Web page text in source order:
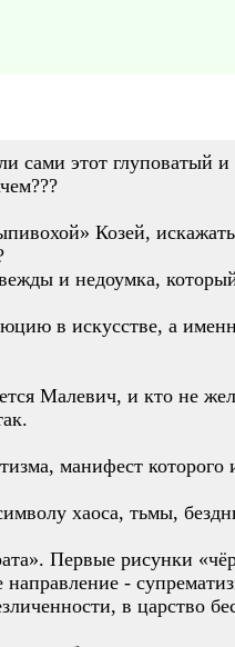
сами этот глуповатый
Козей,
и недоумка,
в искусстве, а
Малевич, и кто не
манифест которого
хаоса, тьмы,
Первые рисунки
направление -
в царство